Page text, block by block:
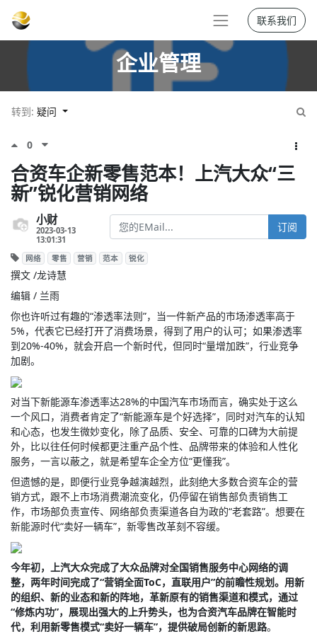
联系我们
企业管理
转到: 疑问
0
合资车企新零售范本！上汽大众“三
新”锐化营销网络
小财
2023-03-13
13:01:31
订阅
网络 零售 营销 范本 锐化
撰文 /龙诗慧
编辑 / 兰雨
你也许听过有趣的“渗透率法则”，当一件新产品的市场渗透率高于
5%，代表它已经打开了消费场景，得到了用户的认可；如果渗透率
到20%-40%，就会开启一个新时代，但同时“量增加跌”，行业竞争
加剧。
对当下新能源车渗透率达28%的中国汽车市场而言，确实处于这么
一个风口，消费者肯定了“新能源车是个好选择”，同时对汽车的认知
和心态，也发生微妙变化，除了品质、安全、可靠的口碑为大前提
外，比以往任何时候都更注重产品个性、品牌带来的体验和人性化
服务，一言以蔽之，就是希望车企全方位“更懂我”。
但遗憾的是，即便行业竞争越演越烈，此刻绝大多数合资车企的营
销方式，跟不上市场消费潮流变化，仍停留在销售部负责销售工
作，市场部负责宣传、网络部负责渠道各自为政的“老套路”。想要在
新能源时代“卖好一辆车”，新零售改革刻不容缓。
今年初，上汽大众完成了大众品牌对全国销售服务中心网络的调
整，两年时间完成了“营销全面ToC，直联用户”的前瞻性规划。用新
的组织、新的业态和新的阵地，革新原有的销售渠道和模式，通过
“修炼内功”，展现出强大的上升势头，也为合资汽车品牌在智能时
代，利用新零售模式“卖好一辆车”，提供破局创新的新思路。